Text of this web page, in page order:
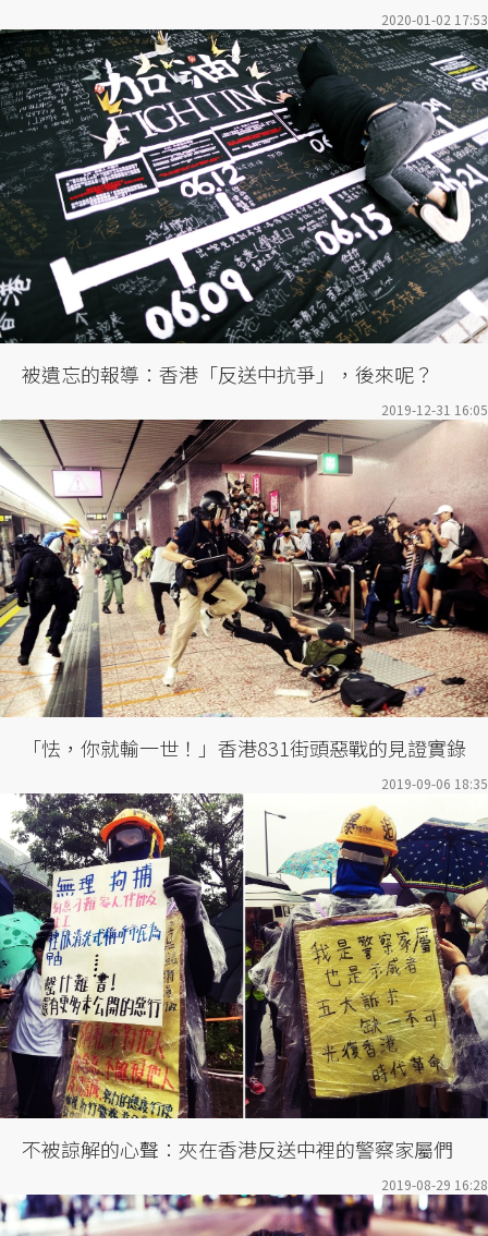
2020-01-02 17:53
被遺忘的報導：香港「反送中抗爭」，後來呢？
2019-12-31 16:05
「怯，你就輸一世！」香港831街頭惡戰的見證實錄
2019-09-06 18:35
不被諒解的心聲：夾在香港反送中裡的警察家屬們
2019-08-29 16:28